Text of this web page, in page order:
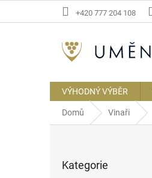
+420 777 204 108
VÝHODNÝ VÝBĚR
Domů Vinaři
kategorie
Kategorie